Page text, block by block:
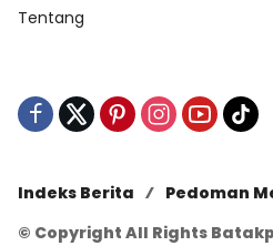
Tentang
Indeks Berita
Pedoman
© Copyright All Rights